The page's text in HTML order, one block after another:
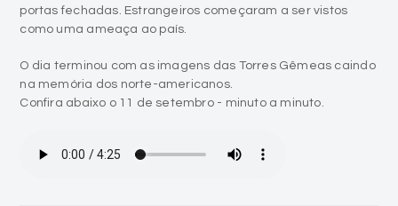
portas fechadas. Estrangeiros começaram a ser vistos
como uma ameaça ao país.
O dia terminou com as imagens das Torres Gêmeas caindo
na memória dos norte-americanos.
Confira abaixo o 11 de setembro - minuto a minuto.